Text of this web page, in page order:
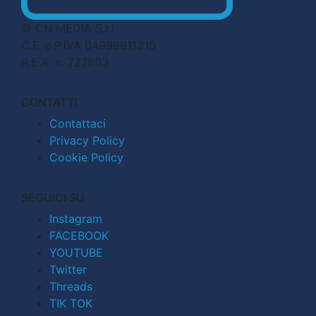
© CN MEDIA S.r.l.
C.F. e P.IVA 04998911210
R.E.A. n. 727803
CONTATTI
Contattaci
Privacy Policy
Cookie Policy
SEGUICI SU
Instagram
FACEBOOK
YOUTUBE
Twitter
Threads
TIK TOK